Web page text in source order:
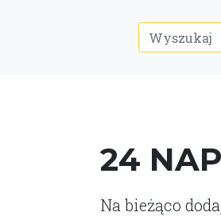
24
Na bieżąco